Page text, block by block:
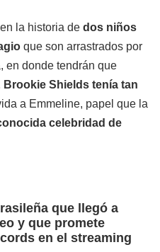
la historia de dos niños
que son arrastrados por
en donde tendrán que
Brookie Shields tenía tan
a Emmeline, papel que la
celebridad de
que llegó a
y que promete
en el streaming